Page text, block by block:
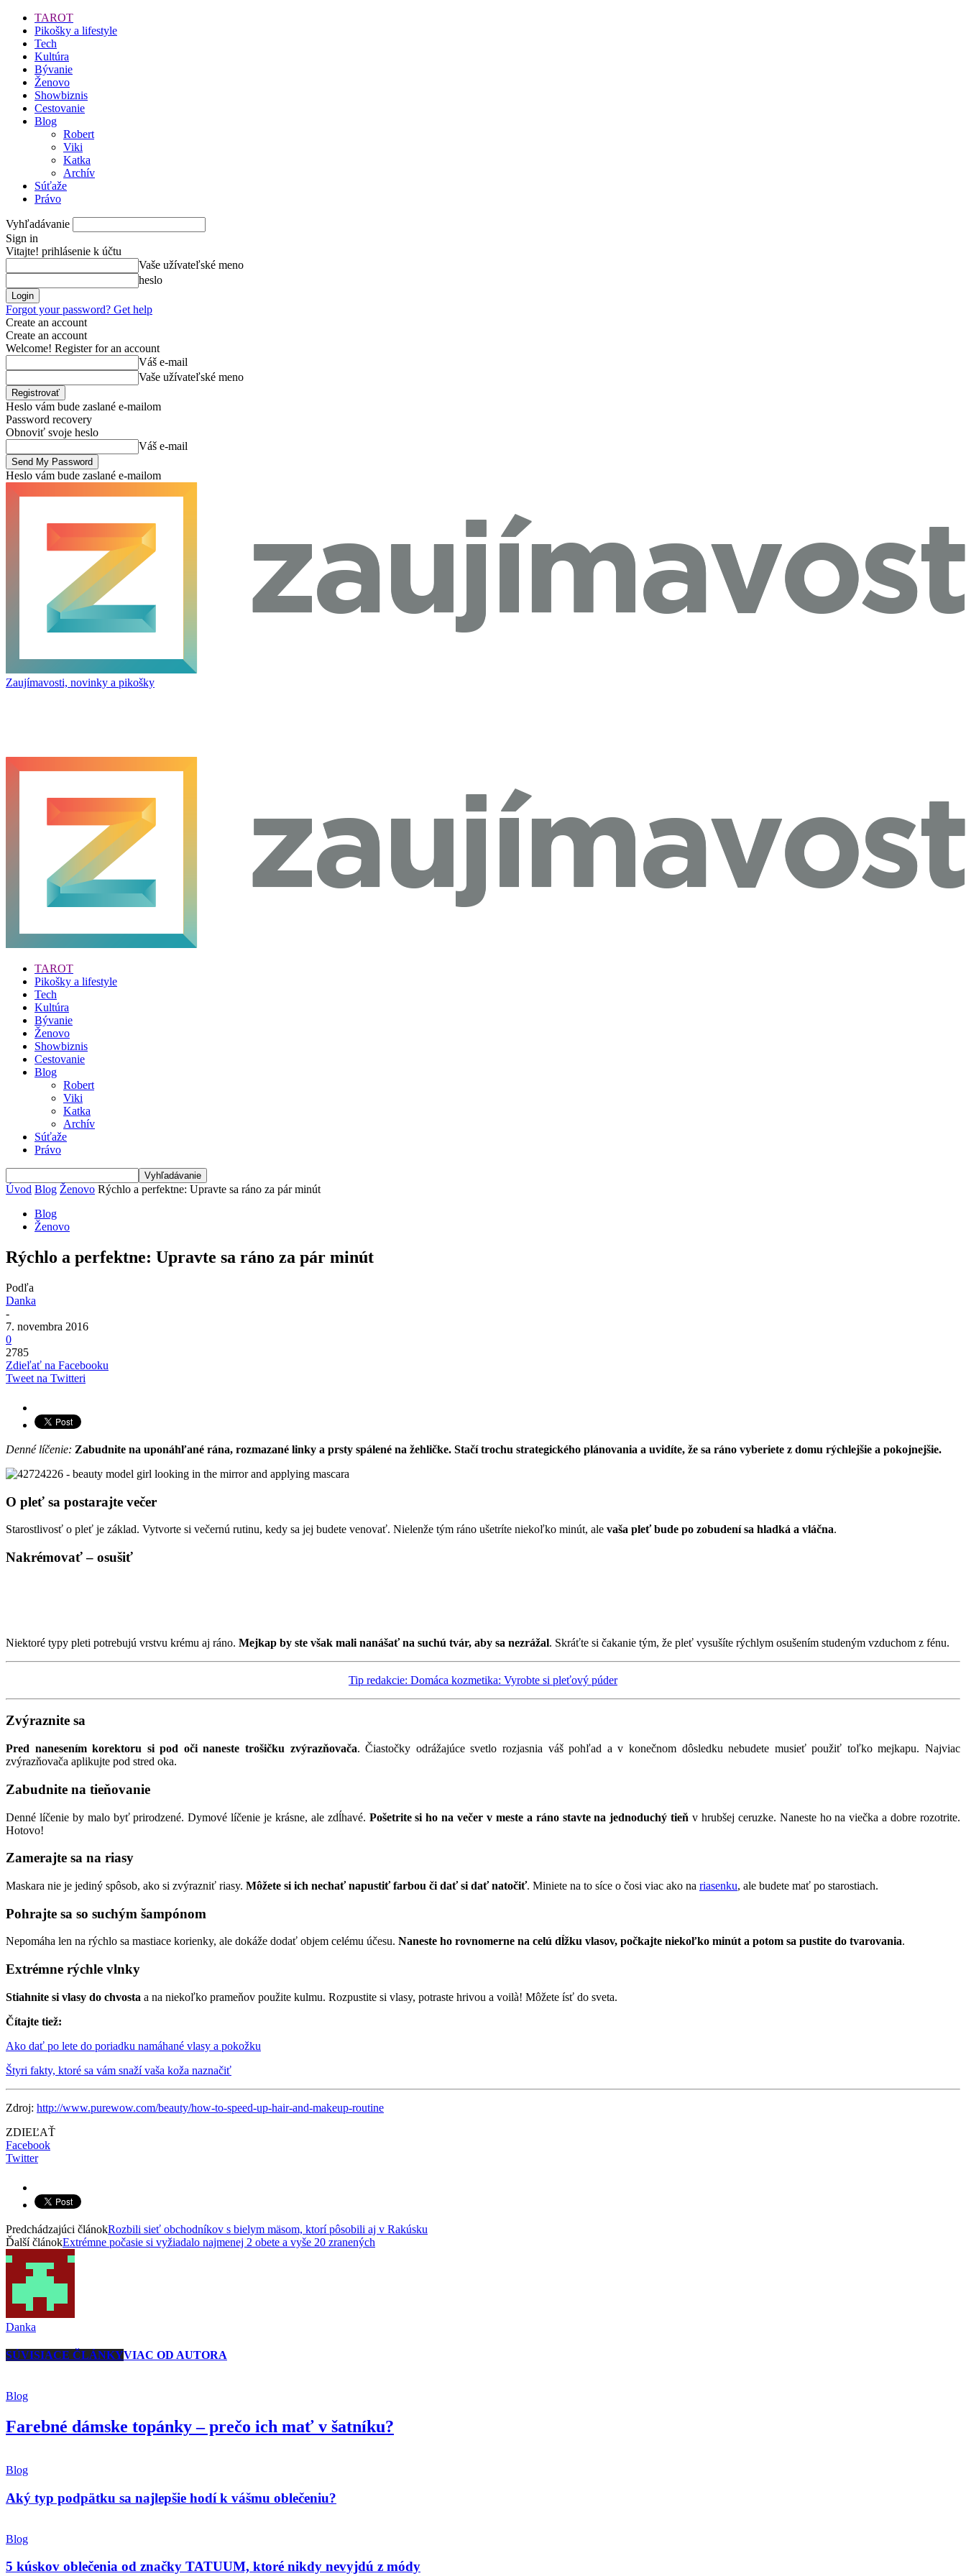
TAROT
Pikošky a lifestyle
Tech
Kultúra
Bývanie
Ženovo
Showbiznis
Cestovanie
Blog
Robert
Viki
Katka
Archív
Súťaže
Právo
Vyhľadávanie
Sign in
Vitajte! prihlásenie k účtu
Vaše užívateľské meno
heslo
Forgot your password? Get help
Create an account
Create an account
Welcome! Register for an account
Váš e-mail
Vaše užívateľské meno
Heslo vám bude zaslané e-mailom
Password recovery
Obnoviť svoje heslo
Váš e-mail
Heslo vám bude zaslané e-mailom
Zaujímavosti, novinky a pikošky
TAROT
Pikošky a lifestyle
Tech
Kultúra
Bývanie
Ženovo
Showbiznis
Cestovanie
Blog
Robert
Viki
Katka
Archív
Súťaže
Právo
Úvod Blog Ženovo Rýchlo a perfektne: Upravte sa ráno za pár minút
Blog
Ženovo
Rýchlo a perfektne: Upravte sa ráno za pár minút
Podľa
Danka
-
7. novembra 2016
0
2785
Zdieľať na Facebooku
Tweet na Twitteri
Denné líčenie: Zabudnite na uponáhľané rána, rozmazané linky a prsty spálené na žehličke. Stačí trochu strategického plánovania a uvidíte, že sa ráno vyberiete z domu rýchlejšie a pokojnejšie.
O pleť sa postarajte večer
Starostlivosť o pleť je základ. Vytvorte si večernú rutinu, kedy sa jej budete venovať. Nielenže tým ráno ušetríte niekoľko minút, ale vaša pleť bude po zobudení sa hladká a vláčna.
Nakrémovať – osušiť
Niektoré typy pleti potrebujú vrstvu krému aj ráno. Mejkap by ste však mali nanášať na suchú tvár, aby sa nezrážal. Skráťte si čakanie tým, že pleť vysušíte rýchlym osušením studeným vzduchom z fénu.
Tip redakcie: Domáca kozmetika: Vyrobte si pleťový púder
Zvýraznite sa
Pred nanesením korektoru si pod oči naneste trošičku zvýrazňovača. Čiastočky odrážajúce svetlo rozjasnia váš pohľad a v konečnom dôsledku nebudete musieť použiť toľko mejkapu. Najviac
zvýrazňovača aplikujte pod stred oka.
Zabudnite na tieňovanie
Denné líčenie by malo byť prirodzené. Dymové líčenie je krásne, ale zdĺhavé. Pošetrite si ho na večer v meste a ráno stavte na jednoduchý tieň v hrubšej ceruzke. Naneste ho na viečka a dobre rozotrite.
Hotovo!
Zamerajte sa na riasy
Maskara nie je jediný spôsob, ako si zvýrazniť riasy. Môžete si ich nechať napustiť farbou či dať si dať natočiť. Miniete na to síce o čosi viac ako na riasenku, ale budete mať po starostiach.
Pohrajte sa so suchým šampónom
Nepomáha len na rýchlo sa mastiace korienky, ale dokáže dodať objem celému účesu. Naneste ho rovnomerne na celú dĺžku vlasov, počkajte niekoľko minút a potom sa pustite do tvarovania.
Extrémne rýchle vlnky
Stiahnite si vlasy do chvosta a na niekoľko prameňov použite kulmu. Rozpustite si vlasy, potraste hrivou a voilà! Môžete ísť do sveta.
Čítajte tiež:
Ako dať po lete do poriadku namáhané vlasy a pokožku
Štyri fakty, ktoré sa vám snaží vaša koža naznačiť
Zdroj: http://www.purewow.com/beauty/how-to-speed-up-hair-and-makeup-routine
ZDIEĽAŤ
Facebook
Twitter
Predchádzajúci článokRozbili sieť obchodníkov s bielym mäsom, ktorí pôsobili aj v Rakúsku
Ďalší článokExtrémne počasie si vyžiadalo najmenej 2 obete a vyše 20 zranených
Danka
SÚVISIACE ČLÁNKYVIAC OD AUTORA
Blog
Farebné dámske topánky – prečo ich mať v šatníku?
Blog
Aký typ podpätku sa najlepšie hodí k vášmu oblečeniu?
Blog
5 kúskov oblečenia od značky TATUUM, ktoré nikdy nevyjdú z módy